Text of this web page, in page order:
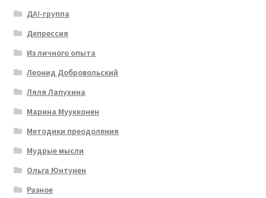
ДА!-группа
Депрессия
Из личного опыта
Леонид Добровольский
Ляля Лапухина
Марина Муукконен
Методики преодоления
Мудрые мысли
Ольга Юнтунен
Разное